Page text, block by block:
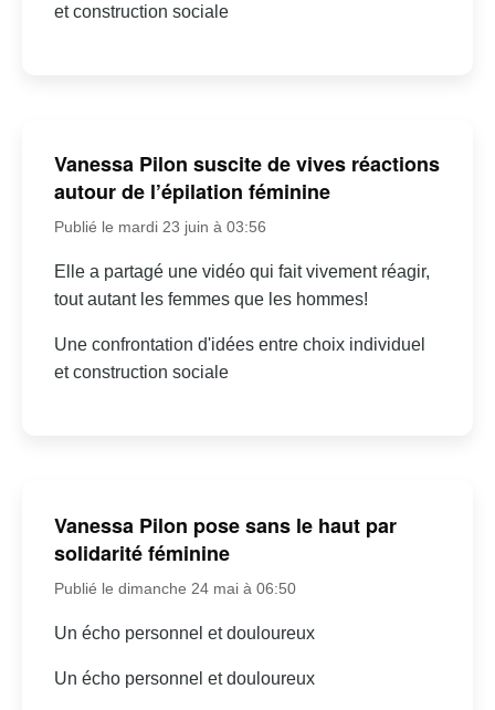
et construction sociale
Vanessa Pilon suscite de vives réactions
autour de l’épilation féminine
Publié le mardi 23 juin à 03:56
Elle a partagé une vidéo qui fait vivement réagir,
tout autant les femmes que les hommes!
Une confrontation d'idées entre choix individuel
et construction sociale
Vanessa Pilon pose sans le haut par
solidarité féminine
Publié le dimanche 24 mai à 06:50
Un écho personnel et douloureux
Un écho personnel et douloureux